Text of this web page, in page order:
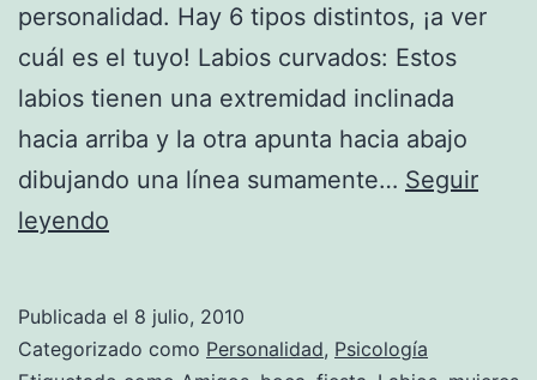
personalidad. Hay 6 tipos distintos, ¡a ver
cuál es el tuyo! Labios curvados: Estos
labios tienen una extremidad inclinada
hacia arriba y la otra apunta hacia abajo
dibujando una línea sumamente… Seguir
leyendo
tus
Publicada el 8 julio, 2010
Categorizado como Personalidad, Psicología